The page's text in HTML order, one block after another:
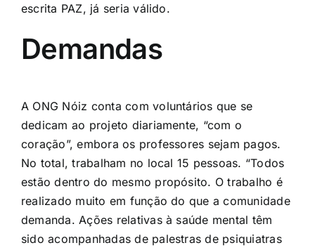
escrita PAZ, já seria válido.
Demandas
A ONG Nóiz conta com voluntários que se
dedicam ao projeto diariamente, “com o
coração”, embora os professores sejam pagos.
No total, trabalham no local 15 pessoas. “Todos
estão dentro do mesmo propósito. O trabalho é
realizado muito em função do que a comunidade
demanda. Ações relativas à saúde mental têm
sido acompanhadas de palestras de psiquiatras